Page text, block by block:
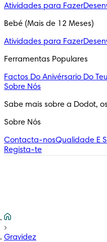
Atividades para Fazer
Bebé (Mais de 12 Meses)
Atividades para Fazer
Ferramentas Populares
Factos Do Anivérsario Do
Sobre Nós
Sabe mais sobre a Dodot,
Sobre Nós
Contacta-nosQualidade E
Regista-te
Gravidez